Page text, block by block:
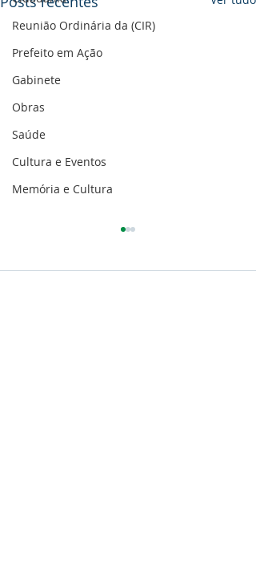
Reunião Ordinária da (CIR)
Prefeito em Ação
Gabinete
Obras
Saúde
Cultura e Eventos
Memória e Cultura